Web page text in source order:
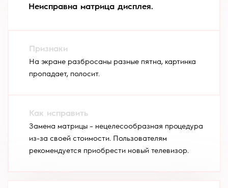
Неисправна матрица дисплея.
На экране разбросаны разные пятна, картинка
пропадает, полосит.
Замена матрицы – нецелесообразная процедура
из-за своей стоимости. Пользователям
рекомендуется приобрести новый телевизор.